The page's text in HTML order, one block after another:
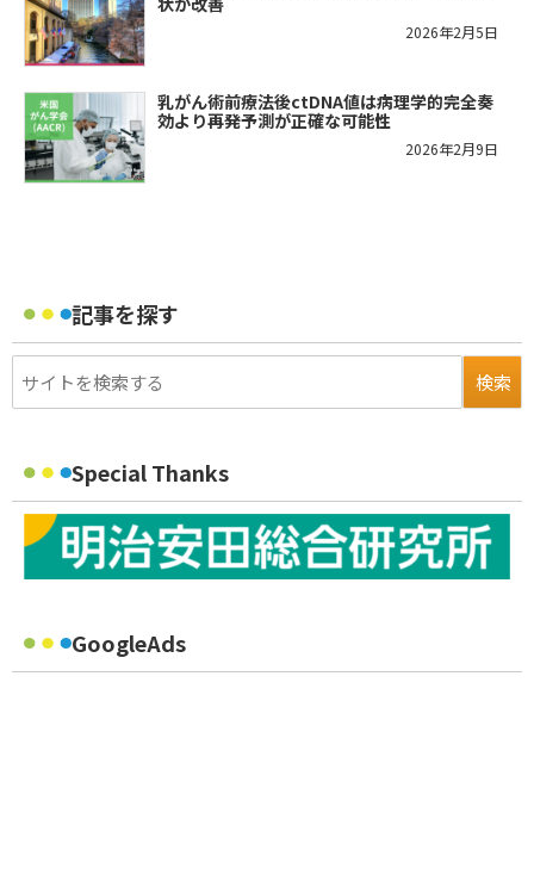
2026年2月5日
乳がん術前療法後ctDNA値は病理学的完全奏
効より再発予測が正確な可能性
2026年2月9日
記事を探す
Special Thanks
GoogleAds